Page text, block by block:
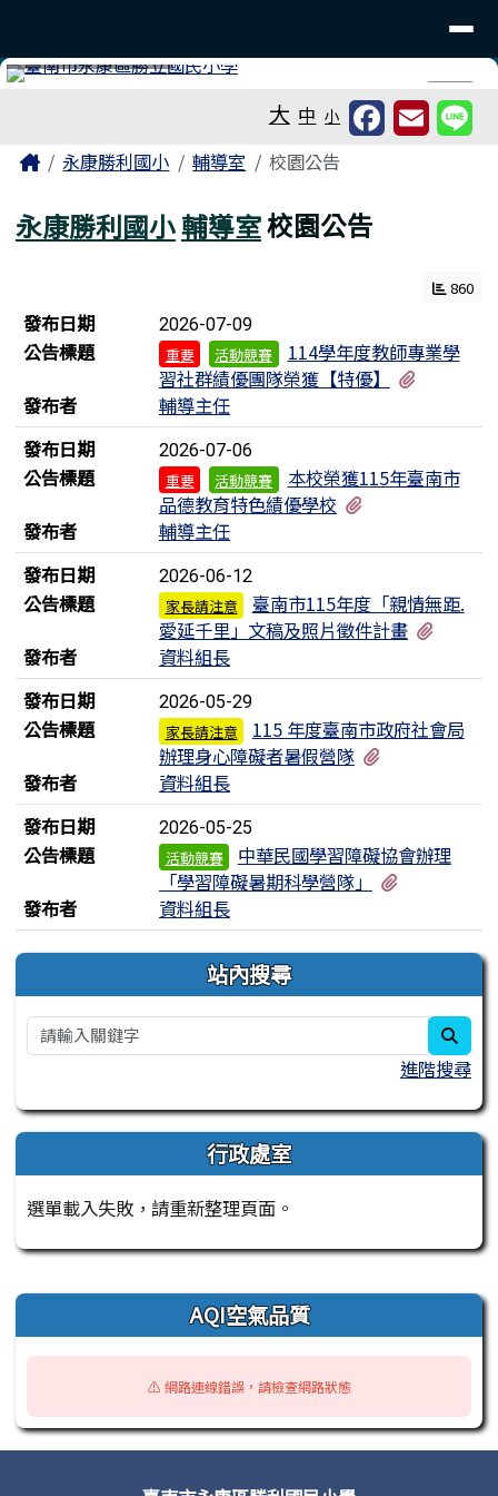
⏸
大 中 小
主內容區域
Home永康勝利國小 輔導室 校園公告
永康勝利國小輔導室校園公告
860
新聞列表
發布日期 2026-07-09
公告標題 重要 活動競賽
114學年度教師專業學
習社群績優團隊榮獲【特優】
發布者
輔導主任
發布日期
2026-07-06
公告標題 重要 活動競賽
本校榮獲115年臺南市
品德教育特色績優學校
發布者
輔導主任
發布日期
2026-06-12
公告標題 家長請注意
臺南市115年度「親情無距.
愛延千里」文稿及照片徵件計畫
發布者
資料組長
發布日期
2026-05-29
公告標題 家長請注意
115 年度臺南市政府社會局
辦理身心障礙者暑假營隊
發布者
資料組長
發布日期
2026-05-25
公告標題 活動競賽
中華民國學習障礙協會辦理
「學習障礙暑期科學營隊」
發布者
資料組長
左邊區域內容 站內搜尋
進階搜尋
行政處室
選單載入失敗，請重新整理頁面。
右邊區域內容 AQI空氣品質
⚠️ 網路連線錯誤，請檢查網路狀態
頁尾區域